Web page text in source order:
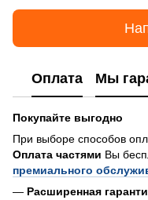
Оплата Мы
Покупайте выгодно
При выборе способов
Оплата частями Вы
премиального
— Расширенная